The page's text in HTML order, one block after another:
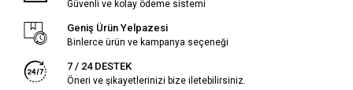
Güvenli ve kolay ödeme sistemi
Geniş Ürün Yelpazesi
Binlerce ürün ve kampanya seçeneği
7 / 24 DESTEK
Öneri ve şikayetlerinizi bize iletebilirsiniz.